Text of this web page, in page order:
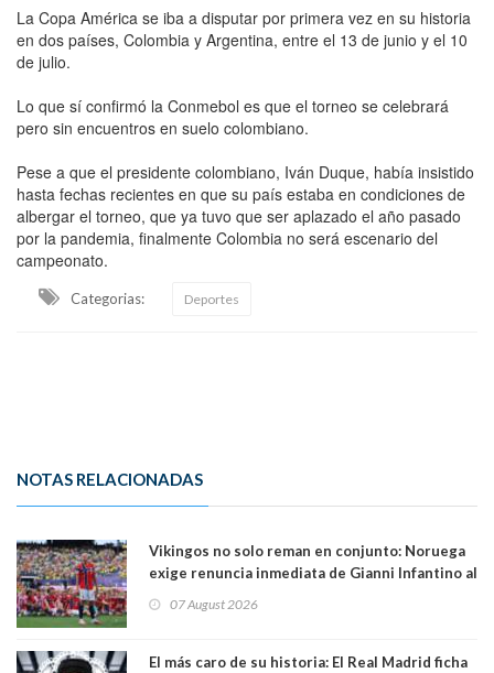
La Copa América se iba a disputar por primera vez en su historia
en dos países, Colombia y Argentina, entre el 13 de junio y el 10
de julio.
Lo que sí confirmó la Conmebol es que el torneo se celebrará
pero sin encuentros en suelo colombiano.
Pese a que el presidente colombiano, Iván Duque, había insistido
hasta fechas recientes en que su país estaba en condiciones de
albergar el torneo, que ya tuvo que ser aplazado el año pasado
por la pandemia, finalmente Colombia no será escenario del
campeonato.
Categorias: Deportes
NOTAS RELACIONADAS
Vikingos no solo reman en conjunto: Noruega
exige renuncia inmediata de Gianni Infantino al
07 August 2026
El más caro de su historia: El Real Madrid ficha